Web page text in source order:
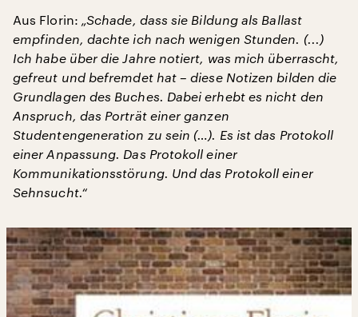
Aus Florin: „Schade, dass sie Bildung als Ballast
empfinden, dachte ich nach wenigen Stunden. (...)
Ich habe über die Jahre notiert, was mich überrascht,
gefreut und befremdet hat – diese Notizen bilden die
Grundlagen des Buches. Dabei erhebt es nicht den
Anspruch, das Porträt einer ganzen
Studentengeneration zu sein (…). Es ist das Protokoll
einer Anpassung. Das Protokoll einer
Kommunikationsstörung. Und das Protokoll einer
Sehnsucht.“